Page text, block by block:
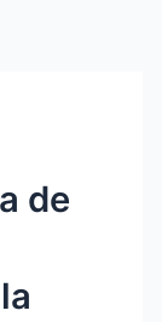
de